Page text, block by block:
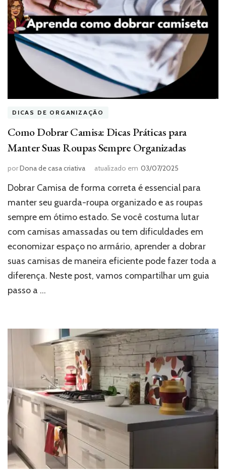
DICAS DE ORGANIZAÇÃO
Como Dobrar Camisa: Dicas Práticas para
Manter Suas Roupas Sempre Organizadas
porDona de casa criativa atualizado em 03/07/2025
Dobrar Camisa de forma correta é essencial para
manter seu guarda-roupa organizado e as roupas
sempre em ótimo estado. Se você costuma lutar
com camisas amassadas ou tem dificuldades em
economizar espaço no armário, aprender a dobrar
suas camisas de maneira eficiente pode fazer toda a
diferença. Neste post, vamos compartilhar um guia
passo a …